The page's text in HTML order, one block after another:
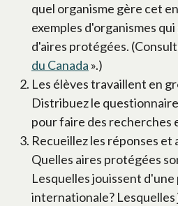
quel organisme gère cet
exemples d'organismes
d'aires protégées.
du Canada ».)
Les élèves travaillent en
Distribuez le
pour faire des recherches
Recueillez les réponses et
Quelles aires protégées
Lesquelles jouissent
internationale?